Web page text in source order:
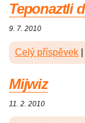
Teponaztli
9. 7. 2010
Celý příspěvek
Mijwiz
11. 2. 2010